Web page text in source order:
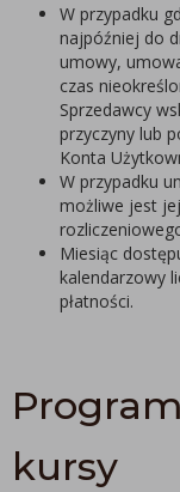
W przypadku
najpóźniej do
umowy,
czas
Sprzedawcy
przyczyny lub
Konta
W przypadku
możliwe jest
Miesiąc
kalendarzowy
płatności.
kursy